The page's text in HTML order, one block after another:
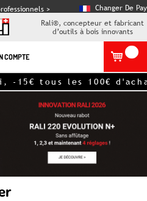
>
Changer De
Rali®, concepteur et fabricant
d’outils à bois innovants
COMPTE
-15€ tous les 100€